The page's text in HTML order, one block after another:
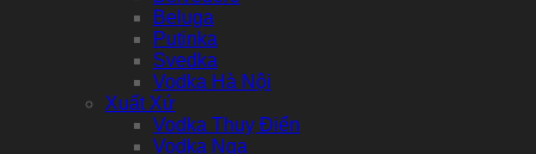
Beluga
Putinka
Svedka
Vodka Hà Nội
Xuất Xứ
Vodka Thuỵ Điển
Vodka Nga